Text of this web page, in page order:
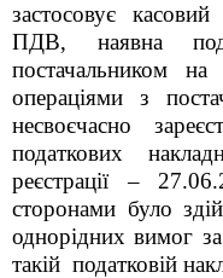
застосовує
ПДВ, наявна
постачальником
операціями з
несвоєчасно
податкових
реєстрації –
сторонами було
однорідних вимог
такій податковій